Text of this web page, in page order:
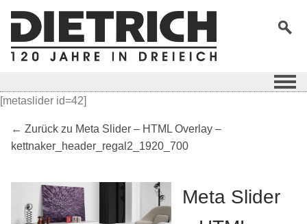
[metaslider id=42]
← Zurück zu Meta Slider – HTML Overlay –
kettnaker_header_regal2_1920_700
Meta Slider